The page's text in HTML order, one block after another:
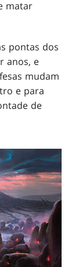
matar
pontas dos
anos, e
mudam
e para
de